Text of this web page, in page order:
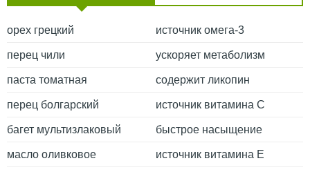
орех грецкий источник омега-3
перец чили ускоряет метаболизм
паста томатная содержит ликопин
перец болгарский источник витамина С
багет мультизлаковый быстрое насыщение
масло оливковое источник витамина Е